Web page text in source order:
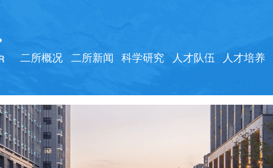
二所概况 二所新闻 科学研究 人才队伍 人才培养